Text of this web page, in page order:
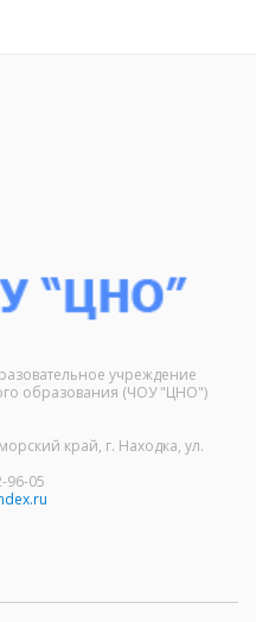
учреждение
образования (ЧОУ "ЦНО")
край, г. Находка, ул.
96-05